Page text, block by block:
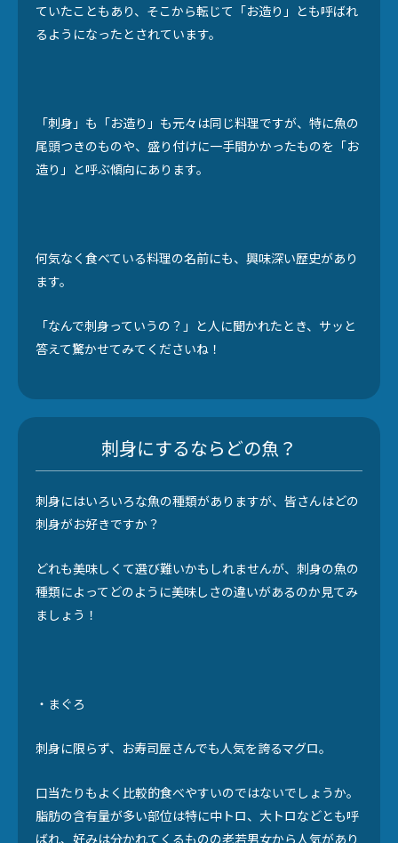
ていたこともあり、そこから転じて「お造り」とも呼ばれ
るようになったとされています。
「刺身」も「お造り」も元々は同じ料理ですが、特に魚の
尾頭つきのものや、盛り付けに一手間かかったものを「お
造り」と呼ぶ傾向にあります。
何気なく食べている料理の名前にも、興味深い歴史があり
ます。
「なんで刺身っていうの？」と人に聞かれたとき、サッと
答えて驚かせてみてくださいね！
刺身にするならどの魚？
刺身にはいろいろな魚の種類がありますが、皆さんはどの
刺身がお好きですか？
どれも美味しくて選び難いかもしれませんが、刺身の魚の
種類によってどのように美味しさの違いがあるのか見てみ
ましょう！
・まぐろ
刺身に限らず、お寿司屋さんでも人気を誇るマグロ。
口当たりもよく比較的食べやすいのではないでしょうか。
脂肪の含有量が多い部位は特に中トロ、大トロなどとも呼
ばれ、好みは分かれてくるものの老若男女から人気があり